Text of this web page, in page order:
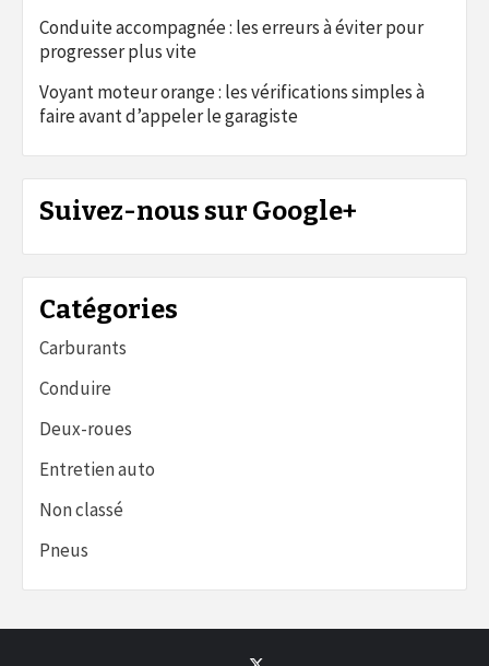
Conduite accompagnée : les erreurs à éviter pour
progresser plus vite
Voyant moteur orange : les vérifications simples à
faire avant d’appeler le garagiste
Suivez-nous sur Google+
Catégories
Carburants
Conduire
Deux-roues
Entretien auto
Non classé
Pneus